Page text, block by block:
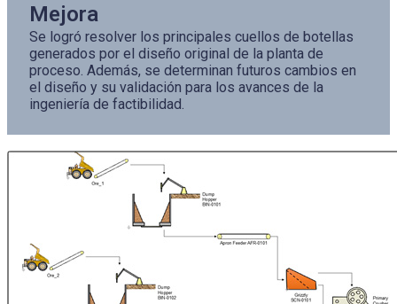
Mejora
Se logró resolver los principales cuellos de botellas
generados por el diseño original de la planta de
proceso. Además, se determinan futuros cambios en
el diseño y su validación para los avances de la
ingeniería de factibilidad.